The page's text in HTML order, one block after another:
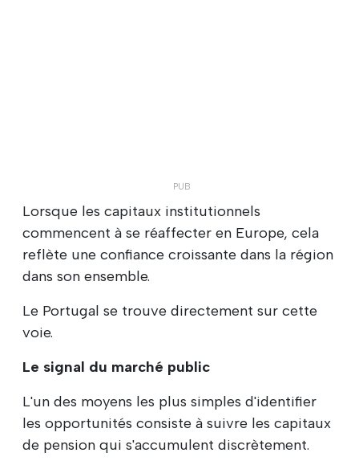
Lorsque les capitaux institutionnels
commencent à se réaffecter en Europe, cela
reflète une confiance croissante dans la région
dans son ensemble.
Le Portugal se trouve directement sur cette
voie.
Le signal du marché public
L'un des moyens les plus simples d'identifier
les opportunités consiste à suivre les capitaux
de pension qui s'accumulent discrètement.